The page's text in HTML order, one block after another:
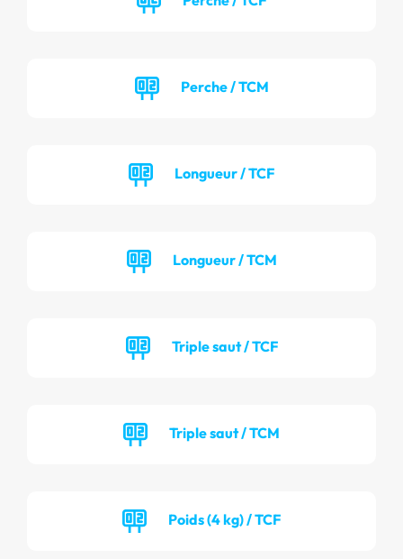
Perche / TCM
Longueur / TCF
Longueur / TCM
Triple saut / TCF
Triple saut / TCM
Poids (4 kg) / TCF